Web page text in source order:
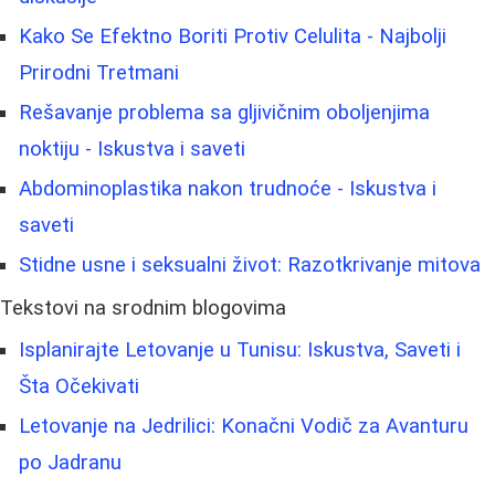
Kako Se Efektno Boriti Protiv Celulita - Najbolji
Prirodni Tretmani
Rešavanje problema sa gljivičnim oboljenjima
noktiju - Iskustva i saveti
Abdominoplastika nakon trudnoće - Iskustva i
saveti
Stidne usne i seksualni život: Razotkrivanje mitova
Tekstovi na srodnim blogovima
Isplanirajte Letovanje u Tunisu: Iskustva, Saveti i
Šta Očekivati
Letovanje na Jedrilici: Konačni Vodič za Avanturu
po Jadranu